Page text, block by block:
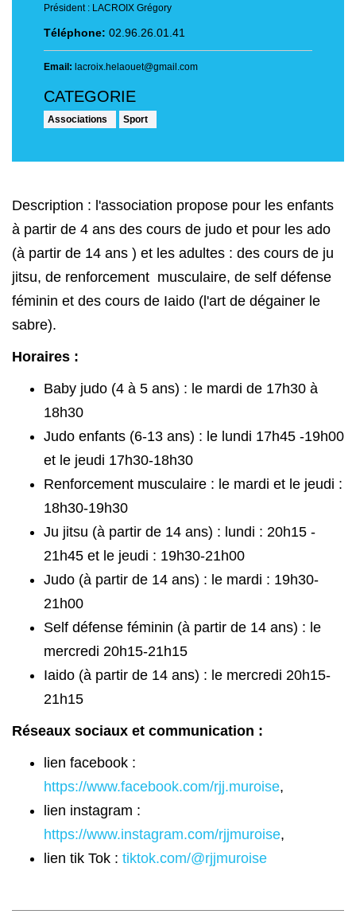
Président : LACROIX Grégory
Téléphone: 02.96.26.01.41
Email: lacroix.helaouet@gmail.com
Associations Sport
Description : l'association propose pour les enfants
à partir de 4 ans des cours de judo et pour les ado
(à partir de 14 ans ) et les adultes : des cours de ju
jitsu, de renforcement musculaire, de self défense
féminin et des cours de Iaido (l'art de dégainer le
sabre).
Horaires :
Baby judo (4 à 5 ans) : le mardi de 17h30 à
18h30
Judo enfants (6-13 ans) : le lundi 17h45 -19h00
et le jeudi 17h30-18h30
Renforcement musculaire : le mardi et le jeudi :
18h30-19h30
Ju jitsu (à partir de 14 ans) : lundi : 20h15 -
21h45 et le jeudi : 19h30-21h00
Judo (à partir de 14 ans) : le mardi : 19h30-
21h00
Self défense féminin (à partir de 14 ans) : le
mercredi 20h15-21h15
Iaido (à partir de 14 ans) : le mercredi 20h15-
21h15
Réseaux sociaux et communication :
lien facebook :
https://www.facebook.com/rjj.muroise,
lien instagram :
https://www.instagram.com/rjjmuroise,
lien tik Tok : tiktok.com/@rjjmuroise